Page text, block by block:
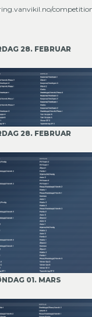
28. FEBRUAR
28. FEBRUAR
01. MARS